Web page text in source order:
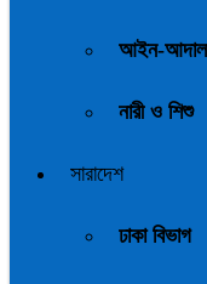
আইন-
নারী ও শিশু
সারাদেশ
ঢাকা বিভাগ